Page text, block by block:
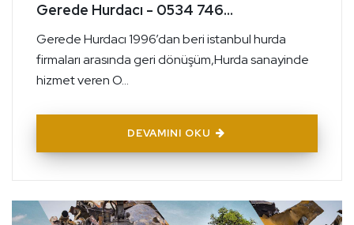
Gerede Hurdacı - 0534 746...
Gerede Hurdacı 1996’dan beri istanbul hurda
firmaları arasında geri dönüşüm,Hurda sanayinde
hizmet veren O...
DEVAMINI OKU